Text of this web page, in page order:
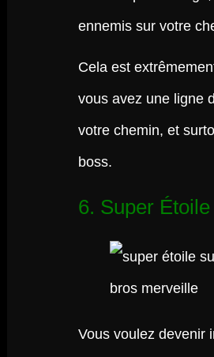
ennemis sur votre
Cela est
vous avez une ligne
votre chemin, et
boss.
6. Super Étoile
Vous voulez devenir